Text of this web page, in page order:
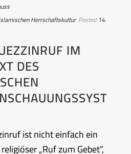
Herrschaftskultur Posted 14.
IM
DES
ist nicht einfach ein
„Ruf zum Gebet“,